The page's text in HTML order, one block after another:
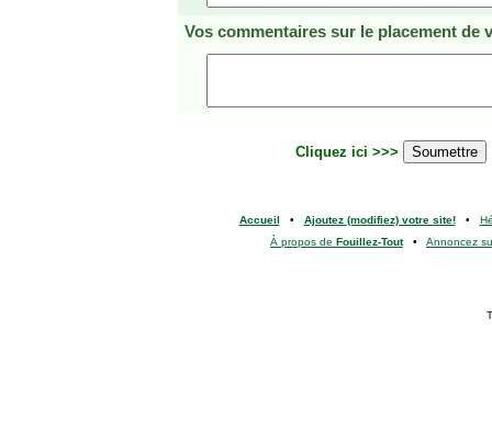
Vos commentaires sur le placement de
Cliquez ici >>>
Accueil • Ajoutez (modifiez) votre site!•
À propos de Fouillez-Tout• Annoncez